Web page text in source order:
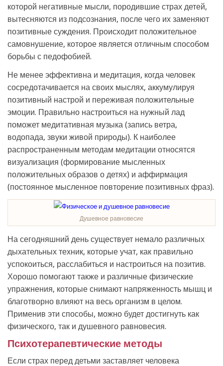
которой негативные мысли, породившие страх детей,
вытесняются из подсознания, после чего их заменяют
позитивные суждения. Происходит положительное
самовнушение, которое является отличным способом
борьбы с педофобией.
Не менее эффективна и медитация, когда человек
сосредотачивается на своих мыслях, аккумулируя
позитивный настрой и переживая положительные
эмоции. Правильно настроиться на нужный лад
поможет медитативная музыка (запись ветра,
водопада, звуки живой природы). К наиболее
распространенным методам медитации относятся
визуализация (формирование мысленных
положительных образов о детях) и аффирмация
(постоянное мысленное повторение позитивных фраз).
Душевное равновесие
На сегодняшний день существует немало различных
дыхательных техник, которые учат, как правильно
успокоиться, расслабиться и настроиться на позитив.
Хорошо помогают также и различные физические
упражнения, которые снимают напряженность мышц и
благотворно влияют на весь организм в целом.
Применив эти способы, можно будет достигнуть как
физического, так и душевного равновесия.
Психотерапевтические методы
Если страх перед детьми заставляет человека